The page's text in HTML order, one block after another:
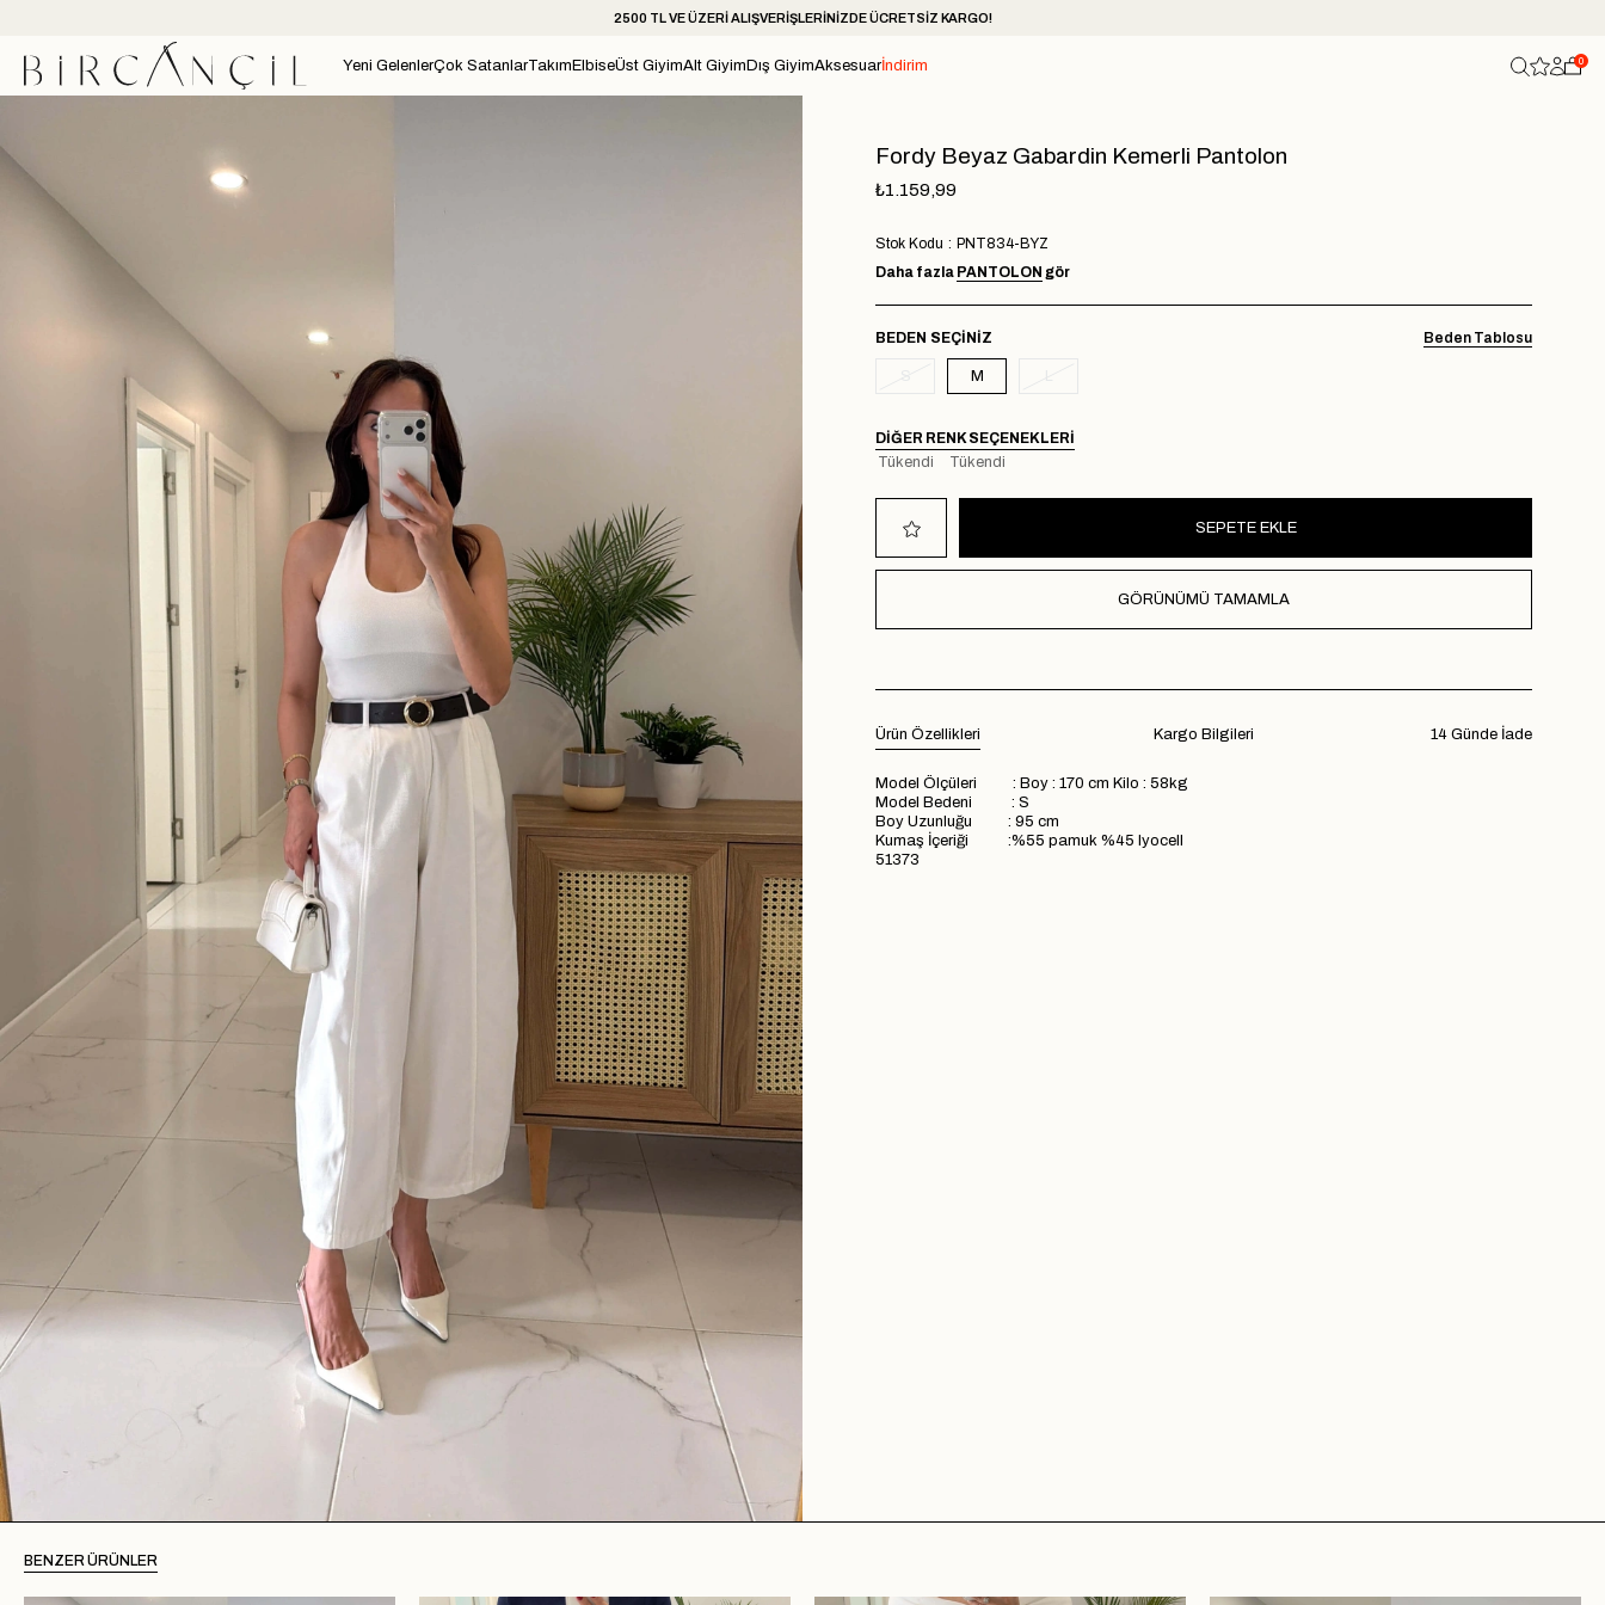
2500 TL VE ÜZERİ ALIŞVERİŞLERİNİZDE ÜCRETSİZ KARGO!
Yeni GelenlerÇok SatanlarTakım ElbiseÜst GiyimAlt Giyim Dış GiyimAksesuarİndirim 0
Fordy Beyaz Gabardin Kemerli Pantolon
₺1.159,99
Stok Kodu
PNT834-BYZ
Daha fazla PANTOLON gör
Beden Tablosu
BEDEN
M
DIĞER RENK SEÇENEKLERI
Tükendi
Tükendi
GÖRÜNÜMÜ TAMAMLA
Ürün Özellikleri 14 Günde İade
Kargo Bilgileri
Model Ölçüleri : Boy : 170 cm Kilo : 58kg
Model Bedeni : S
Boy Uzunluğu : 95 cm
Kumaş İçeriği :%55 pamuk %45 lyocell
51373
BENZER ÜRÜNLER